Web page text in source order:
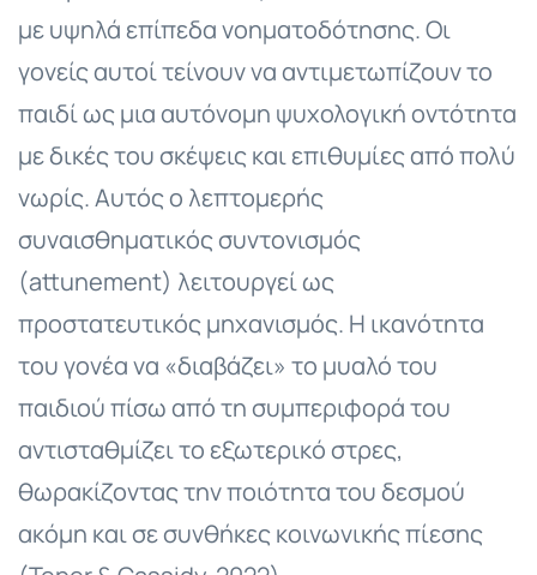
με υψηλά επίπεδα νοηματοδότησης. Οι
γονείς αυτοί τείνουν να αντιμετωπίζουν το
παιδί ως μια αυτόνομη ψυχολογική οντότητα
με δικές του σκέψεις και επιθυμίες από πολύ
νωρίς. Αυτός ο λεπτομερής
συναισθηματικός συντονισμός
(attunement) λειτουργεί ως
προστατευτικός μηχανισμός. Η ικανότητα
του γονέα να «διαβάζει» το μυαλό του
παιδιού πίσω από τη συμπεριφορά του
αντισταθμίζει το εξωτερικό στρες,
θωρακίζοντας την ποιότητα του δεσμού
ακόμη και σε συνθήκες κοινωνικής πίεσης